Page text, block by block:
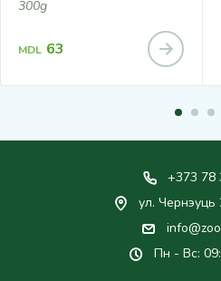
300g
MDL 63
+373 78
ул.
Пн - Вс: